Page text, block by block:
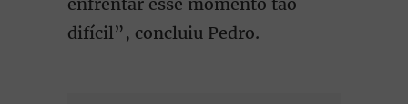
difícil”, concluiu Pedro.